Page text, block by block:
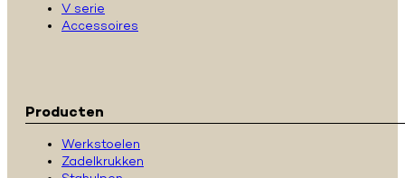
V serie
Accessoires
Producten
Werkstoelen
Zadelkrukken